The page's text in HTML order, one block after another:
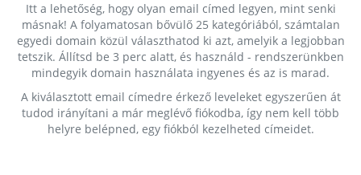
Itt a lehetőség, hogy olyan email címed legyen, mint senki
másnak! A folyamatosan bővülő 25 kategóriából, számtalan
egyedi domain közül választhatod ki azt, amelyik a legjobban
tetszik. Állítsd be 3 perc alatt, és használd - rendszerünkben
mindegyik domain használata ingyenes és az is marad.
A kiválasztott email címedre érkező leveleket egyszerűen át
tudod irányítani a már meglévő fiókodba, így nem kell több
helyre belépned, egy fiókból kezelheted címeidet.